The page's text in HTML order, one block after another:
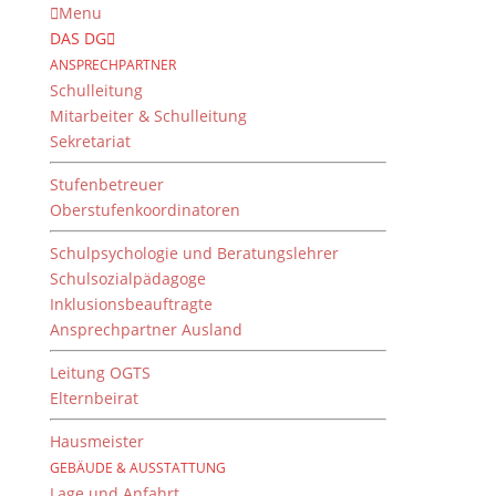
Menu
DAS DG
ANSPRECHPARTNER
Schulleitung
Mitarbeiter & Schulleitung
Sekretariat
Stufenbetreuer
Oberstufenkoordinatoren
Schulpsychologie und Beratungslehrer
Schulsozialpädagoge
Inklusionsbeauftragte
Ansprechpartner Ausland
Leitung OGTS
Elternbeirat
Hausmeister
GEBÄUDE & AUSSTATTUNG
Verleihung der
französischen Bac-
Zeugnisse durch die
französische
Generalkonsulin im Alten